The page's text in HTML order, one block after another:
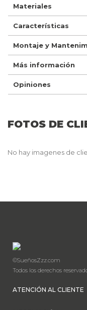
Materiales
Características
Montaje y
Más información
Opiniones
FOTOS DE
No hay imagenes de
©SueñosZzz.com
Todos los derechos
ATENCIÓN AL CLIENTE